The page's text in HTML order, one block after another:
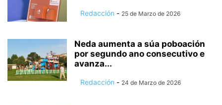
Redacción - 25 de Marzo de 2026
Neda aumenta a súa poboación
por segundo ano consecutivo e
avanza...
Redacción - 24 de Marzo de 2026